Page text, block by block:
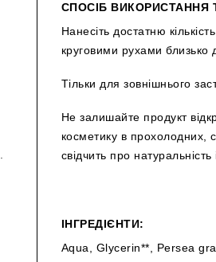
СПОСІБ ВИКОРИСТАННЯ
Нанесіть достатню
круговими рухами
Тільки для зовнішнього
Не залишайте продукт
косметику в прохолодних,
свідчить про натуральність
ІНГРЕДІЄНТИ:
Aqua, Glycerin**, Persea